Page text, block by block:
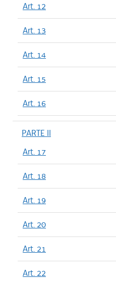
Art. 12
Art. 13
Art. 14
Art. 15
Art. 16
PARTE II
Art. 17
Art. 18
Art. 19
Art. 20
Art. 21
Art. 22